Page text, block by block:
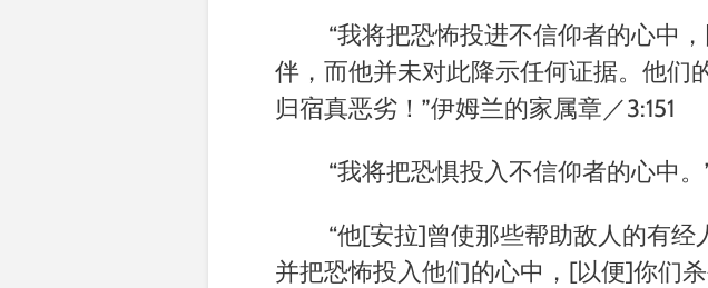
“我将把恐怖投进不信仰者的心中
伴，而他并未对此降示任何证据。他们
归宿真恶劣！ ”伊姆兰的家属章／3:151
“我将把恐惧投入不信仰者的心中。
“他[安拉]曾使那些帮助敌人的有经
并把恐怖投入他们的心中， [以便]你们